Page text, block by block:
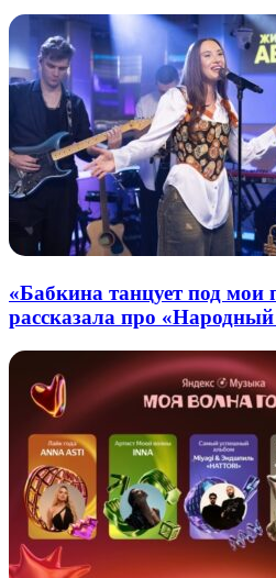
«Бабкина танцует под мои
рассказала про